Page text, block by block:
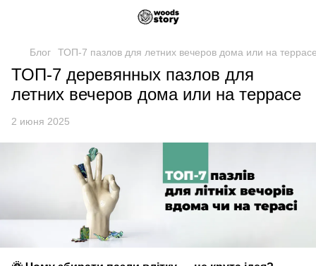
Блог ТОП-7 пазлов для летних вечеров дома или на
ТОП-7 деревянных пазлов для
летних вечеров дома или на террасе
2 июня 2025